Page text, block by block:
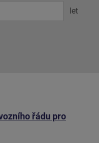
let
řádu pro